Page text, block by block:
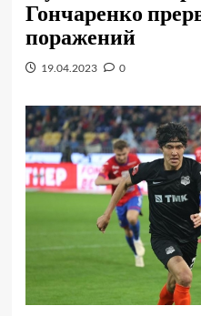
Гончаренко
поражений
19.04.2023 0